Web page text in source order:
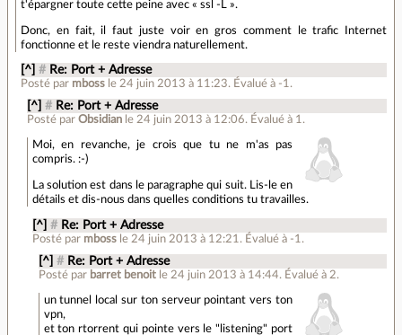
t'épargner toute cette peine avec « ssl -L ».
Donc, en fait, il faut juste voir en gros comment le trafic Internet
fonctionne et le reste viendra naturellement.
[^] # Re: Port + Adresse
Posté par mboss le 24 juin 2013 à 11:23. Évalué à -1.
[^] # Re: Port + Adresse
Posté par Obsidian le 24 juin 2013 à 12:06.Évalué à 1.
Moi, en revanche, je crois que tu ne m'as pas
compris. :-)
La solution est dans le paragraphe qui suit. Lis-le en
détails et dis-nous dans quelles conditions tu travailles.
[^] # Re: Port + Adresse
Posté par mboss le 24 juin 2013 à 12:21 . Évalué à -1 .
[^] # Re: Port + Adresse
Posté par barret benoit le 24 juin 2013 à 14:44. Évalué à 2.
un tunnel local sur ton serveur pointant vers ton
vpn,
et ton rtorrent qui pointe vers le "listening" port